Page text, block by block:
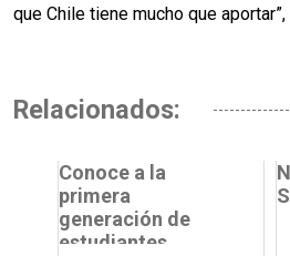
que Chile tiene mucho que
Relacionados:
Conoce a la
primera
generación de
estudiantes